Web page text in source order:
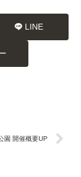
LINE
園 開催概要UP